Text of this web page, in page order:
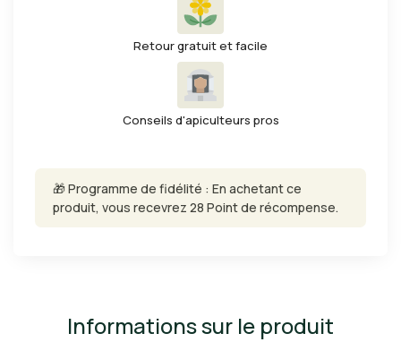
Retour gratuit et facile
Conseils d'apiculteurs pros
🎁 Programme de fidélité : En achetant ce
produit, vous recevrez 28 Point de récompense.
Informations sur le produit